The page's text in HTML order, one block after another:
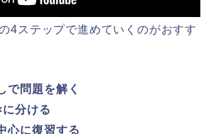
4ステップで進めていくのがおすす
で問題を解く
分ける
心に復習する